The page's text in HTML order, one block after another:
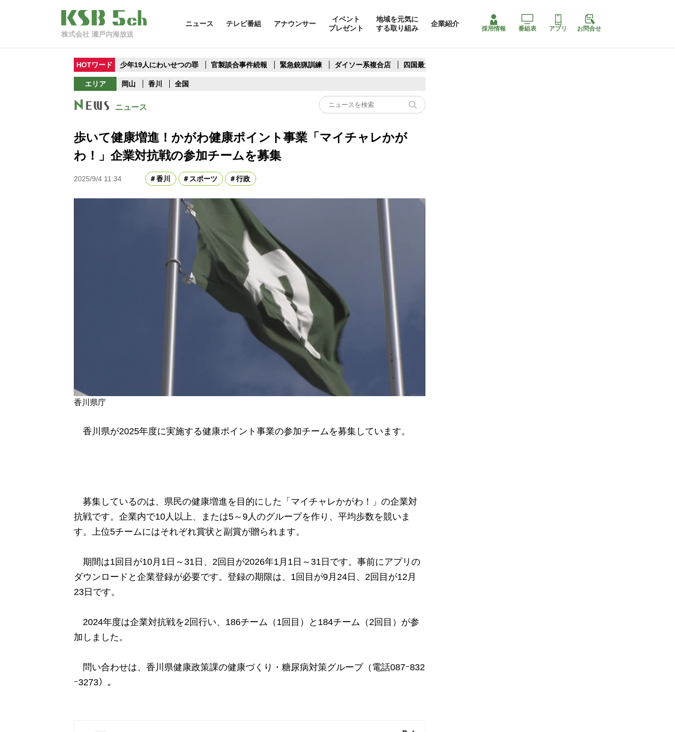
株式会社 瀬戸内海放送
ニュース テレビ番組 アナウンサー
イベント
プレゼント
地域を元気に
する取り組み
企業紹介
採用情報 番組表 アプリ お問合せ
HOTワード 少年19人にわいせつの罪 官製談合事件続報 緊急銃猟訓練 ダイソー系複合店 四国最大スリコ
エリア 岡山 香川 全国
ニュース
歩いて健康増進！かがわ健康ポイント事業「マイチャレかが
わ！」企業対抗戦の参加チームを募集
2025/9/4 11:34 香川 スポーツ 行政
香川県庁
香川県が2025年度に実施する健康ポイント事業の参加チームを募集しています。
募集しているのは、県民の健康増進を目的にした「マイチャレかがわ！」の企業対
抗戦です。企業内で10人以上、または5～9人のグループを作り、平均歩数を競いま
す。上位5チームにはそれぞれ賞状と副賞が贈られます。
期間は1回目が10月1日～31日、2回目が2026年1月1日～31日です。事前にアプリの
ダウンロードと企業登録が必要です。登録の期限は、1回目が9月24日、2回目が12月
23日です。
2024年度は企業対抗戦を2回行い、186チーム（1回目）と184チーム（2回目）が参
加しました。
問い合わせは、香川県健康政策課の健康づくり・糖尿病対策グループ（電話087ｰ832
ｰ3273）。